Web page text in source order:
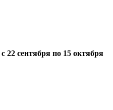
с 22 сентября по 15 октября